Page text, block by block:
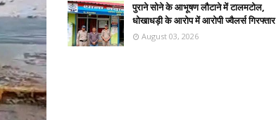
पुराने सोने के आभूषण लौटाने में टालमटोल,
धोखाधड़ी के आरोप में आरोपी ज्वैलर्स गिरफ्तार
August 03, 2026